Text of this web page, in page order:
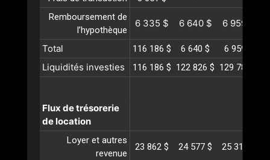
Remboursement de
l’hypothèque
6 335 $ 6 640 $ 6 959 $
Total 116 186 $ 6 640 $ 6 959 $
Liquidités investies 116 186 $ 122 826 $ 129 785 $
Flux de trésorerie
de location
Loyer et autres
revenue
23 862 $ 24 577 $ 25 315 $